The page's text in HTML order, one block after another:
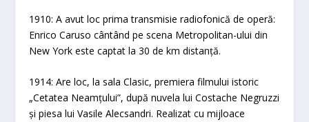
1910: A avut loc prima transmisie radiofonică de operă:
Enrico Caruso cântând pe scena Metropolitan-ului din
New York este captat la 30 de km distanță.
1914: Are loc, la sala Clasic, premiera filmului istoric
„Cetatea Neamțului”, după nuvela lui Costache Negruzzi
și piesa lui Vasile Alecsandri. Realizat cu mijloace